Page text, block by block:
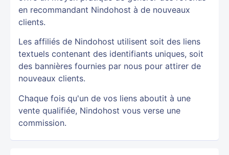
en recommandant Nindohost à de nouveaux
clients.
Les affiliés de Nindohost utilisent soit des liens
textuels contenant des identifiants uniques, soit
des bannières fournies par nous pour attirer de
nouveaux clients.
Chaque fois qu'un de vos liens aboutit à une
vente qualifiée, Nindohost vous verse une
commission.